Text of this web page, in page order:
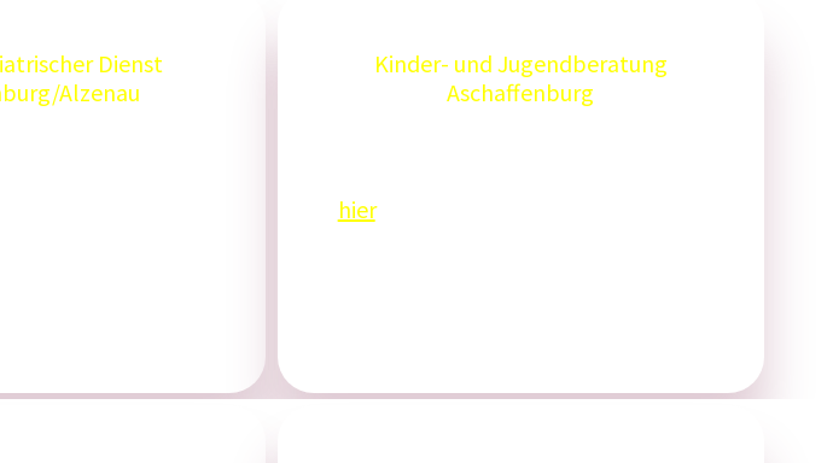
Dienst
Alzenau
Kinder- und Jugendberatung
Aschaffenburg
hier.